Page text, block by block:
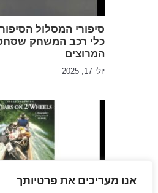
אנו מעריכים את פרטיותך
סיפורי המסלול
כלי רכב המשחק
המרוצים
יולי 17, 2025